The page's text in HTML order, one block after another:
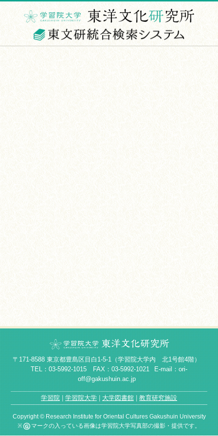
〒171-8588 東京都豊島区目白1-5-1（学習院大学内 北1号館4階）
TEL：03-5992-1015 FAX：03-5992-1021
E-mail：ori-
off@gakushuin.ac.jp
学習院 学習院大学 大学図書館 教育研究施設
Copyright © Research Institute for Oriental Cultures Gakushuin University
※
マークの入っている画像は学習院大学写真部の撮影・提供です。